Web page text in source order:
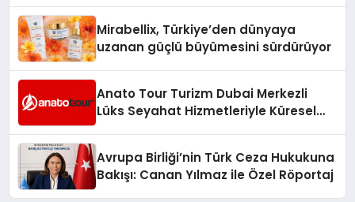
Mirabellix, Türkiye’den dünyaya
uzanan güçlü büyümesini sürdürüyor
Anato Tour Turizm Dubai Merkezli
Lüks Seyahat Hizmetleriyle Küresel
Avrupa Birliği’nin Türk Ceza Hukukuna
Bakışı: Canan Yılmaz ile Özel Röportaj